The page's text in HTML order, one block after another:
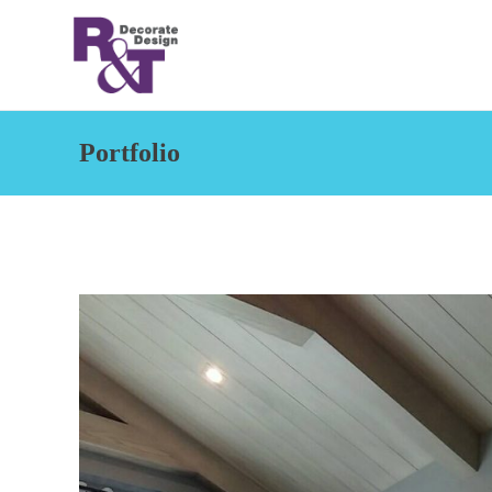
Portfolio